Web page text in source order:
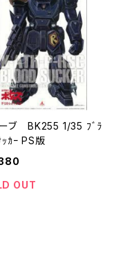
ーブ BK255 1/35 ﾌﾞﾗ
ｯｶｰ PS版
OUT